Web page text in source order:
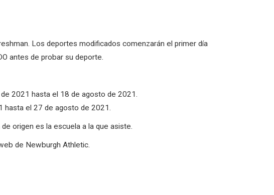
Los deportes modificados comenzarán el primer día
antes de probar su deporte.
2021 hasta el 18 de agosto de 2021.
hasta el 27 de agosto de 2021.
origen es la escuela a la que asiste.
de Newburgh Athletic.